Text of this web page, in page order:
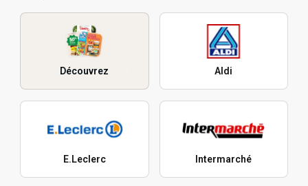
Découvrez Aldi
E.Leclerc Intermarché